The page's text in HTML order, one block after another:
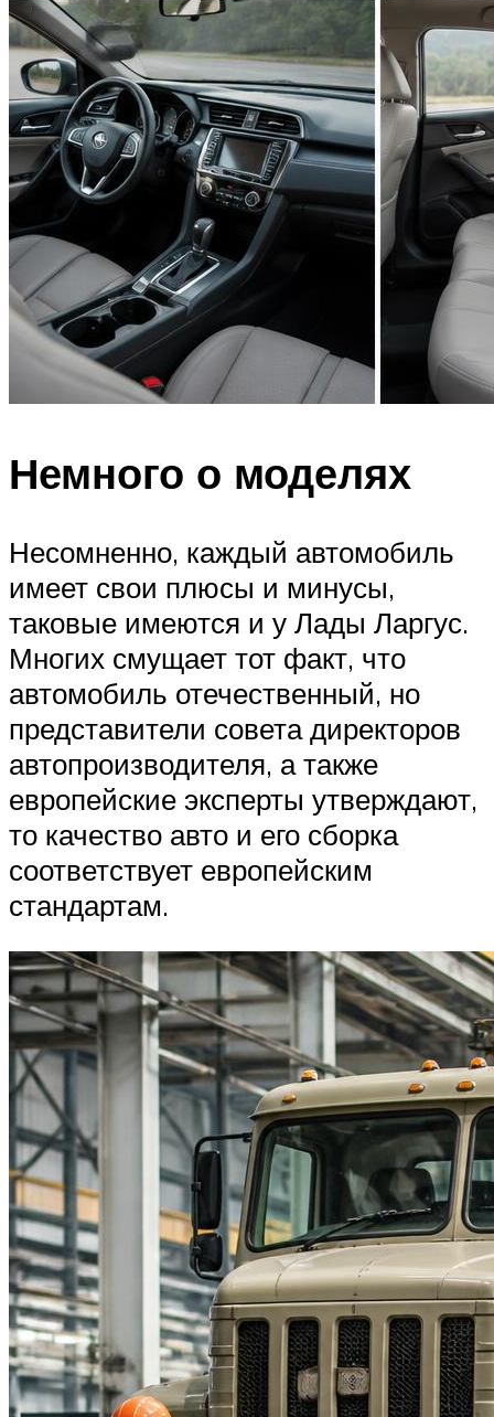
Немного о моделях
Несомненно, каждый автомобиль
имеет свои плюсы и минусы,
таковые имеются и у Лады Ларгус.
Многих смущает тот факт, что
автомобиль отечественный, но
представители совета директоров
автопроизводителя, а также
европейские эксперты утверждают,
то качество авто и его сборка
соответствует европейским
стандартам.